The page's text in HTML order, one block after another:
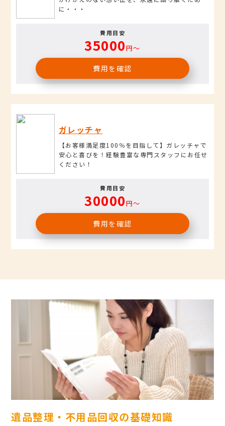
に・・・
費用目安
35000円〜
費用を確認
ガレッチャ
【お客様満足度100％を目指して】ガレッチャで
安心と喜びを！経験豊富な専門スタッフにお任せ
ください！
費用目安
30000円〜
費用を確認
遺品整理・不用品回収の基礎知識